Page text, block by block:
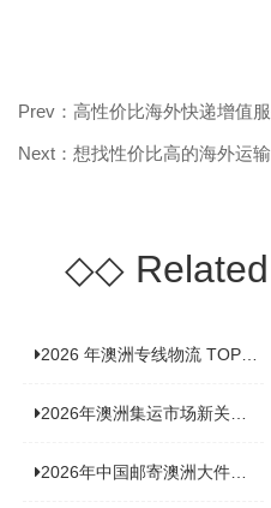
Next：想找性价比高的海外运
◇◇
2026 年澳洲专线物流 TOP10 测评：合规、时效、价格全维度对比
2026年澳洲集运市场新关注：到底该如何精准计算体积重？
2026年中国邮寄澳洲大件运输攻略，快速安全送达的秘诀大揭秘！